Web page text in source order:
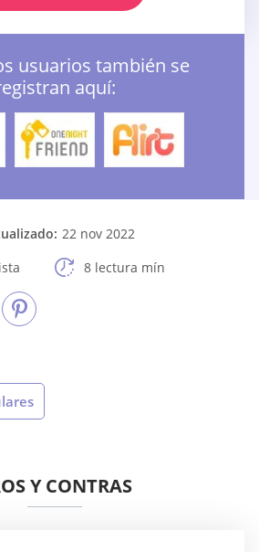
usuarios también se
aquí:
22 nov 2022
8 lectura mín
Y CONTRAS